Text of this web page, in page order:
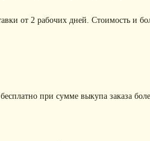
от 2 рабочих дней. Стоимость и
при сумме выкупа заказа